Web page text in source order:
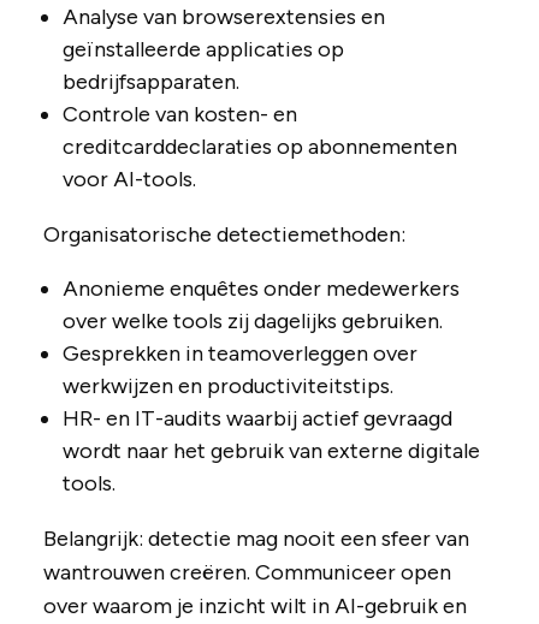
Analyse van browserextensies en
geïnstalleerde applicaties op
bedrijfsapparaten.
Controle van kosten- en
creditcarddeclaraties op abonnementen
voor AI-tools.
Organisatorische detectiemethoden:
Anonieme enquêtes onder medewerkers
over welke tools zij dagelijks gebruiken.
Gesprekken in teamoverleggen over
werkwijzen en productiviteitstips.
HR- en IT-audits waarbij actief gevraagd
wordt naar het gebruik van externe digitale
tools.
Belangrijk: detectie mag nooit een sfeer van
wantrouwen creëren. Communiceer open
over waarom je inzicht wilt in AI-gebruik en